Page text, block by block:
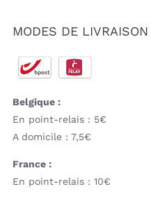
MODES DE LIVRAISON
Belgique :
En point-relais : 5€
A domicile : 7,5€
France :
En point-relais : 10€